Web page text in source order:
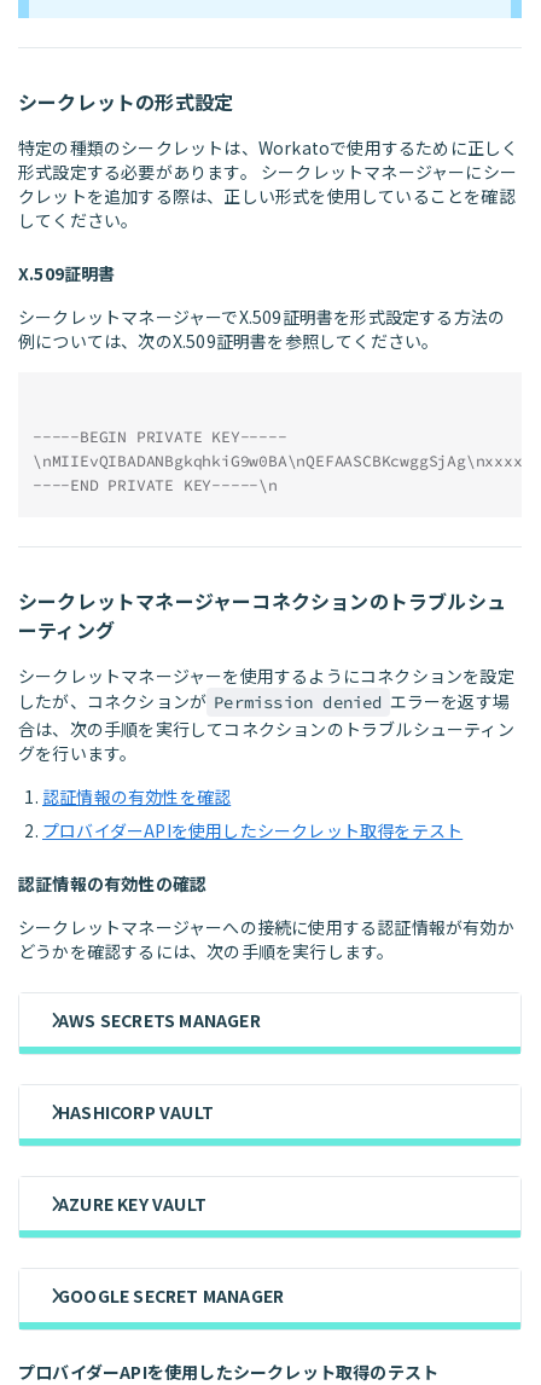
シークレットの形式設定
特定の種類のシークレットは、Workatoで使用するために正しく
形式設定する必要があります。 シークレットマネージャーにシー
クレットを追加する際は、正しい形式を使用していることを確認
してください。
X.509証明書
シークレットマネージャーでX.509証明書を形式設定する方法の
例については、次のX.509証明書を参照してください。
-----BEGIN PRIVATE KEY-----
----END PRIVATE KEY-----\n
シークレットマネージャーコネクションのトラブルシュ
ーティング
シークレットマネージャーを使用するようにコネクションを設定
したが、コネクションが Permission denied エラーを返す場
合は、次の手順を実行してコネクションのトラブルシューティン
グを行います。
認証情報の有効性を確認
プロバイダーAPIを使用したシークレット取得をテスト
認証情報の有効性の確認
シークレットマネージャーへの接続に使用する認証情報が有効か
どうかを確認するには、次の手順を実行します。
AWS SECRETS MANAGER
HASHICORP VAULT
AZURE KEY VAULT
GOOGLE SECRET MANAGER
プロバイダーAPIを使用したシークレット取得のテスト